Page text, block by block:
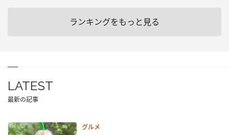
ランキングをもっと見る
LATEST
最新の記事
グルメ